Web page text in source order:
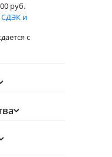
руб.
СДЭК и
с